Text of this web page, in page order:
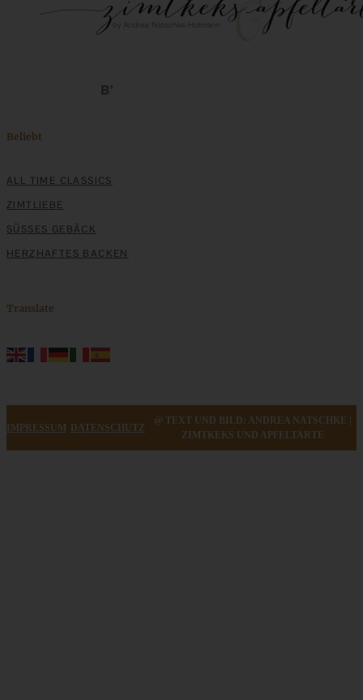
Beliebt
ALL TIME CLASSICS
ZIMTLIEBE
SÜSSES GEBÄCK
HERZHAFTES BACKEN
Translate
IMPRESSUM DATENSCHUTZ
@ TEXT UND BILD: ANDREA NATSCHKE |
ZIMTKEKS UND APFELTARTE